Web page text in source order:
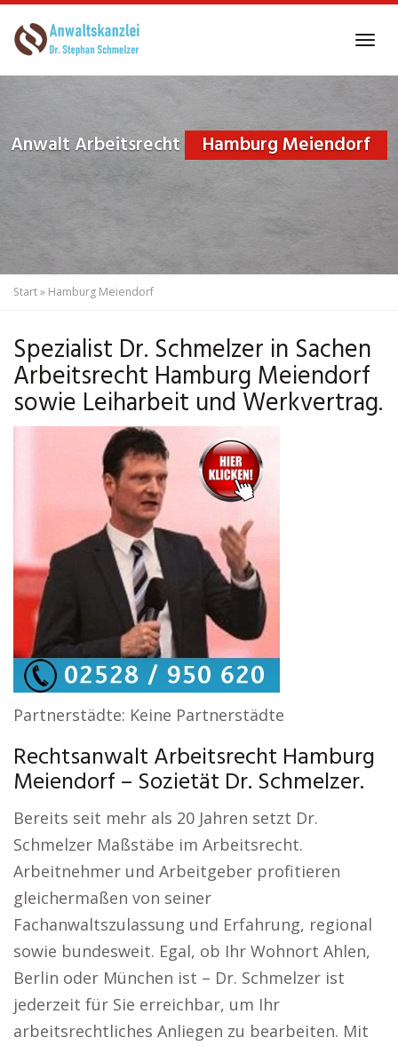
to
Anwalt Arbeitsrecht Hamburg Meiendorf
Start» Hamburg Meiendorf
Spezialist Dr. Schmelzer in Sachen
Arbeitsrecht Hamburg Meiendorf
sowie Leiharbeit und Werkvertrag.
Partnerstädte: Keine Partnerstädte
Rechtsanwalt Arbeitsrecht Hamburg
Meiendorf – Sozietät Dr. Schmelzer.
Bereits seit mehr als 20 Jahren setzt Dr.
Schmelzer Maßstäbe im Arbeitsrecht.
Arbeitnehmer und Arbeitgeber profitieren
gleichermaßen von seiner
Fachanwaltszulassung und Erfahrung, regional
sowie bundesweit. Egal, ob Ihr Wohnort Ahlen,
Berlin oder München ist – Dr. Schmelzer ist
jederzeit für Sie erreichbar, um Ihr
arbeitsrechtliches Anliegen zu bearbeiten. Mit